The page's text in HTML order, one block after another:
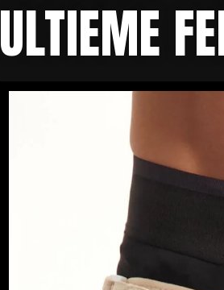
ULTIEME